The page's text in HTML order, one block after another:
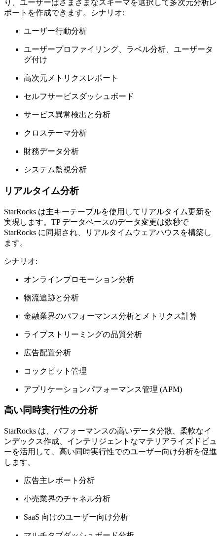
り、ユーザーはさまざまなスキーマを選択して多次元分析レ
ポートを作成できます。シナリオ:
ユーザー行動分析
ユーザープロファイリング、ラベル分析、ユーザータ
グ付け
高次元メトリクスレポート
セルフサービスダッシュボード
サービス異常検出と分析
クロステーマ分析
財務データ分析
システム監視分析
リアルタイム分析
StarRocks は主キーテーブルを使用してリアルタイム更新を
実現します。TP データベースのデータ変更は数秒で
StarRocks に同期され、リアルタイムウェアハウスを構築し
ます。
シナリオ:
オンラインプロモーション分析
物流追跡と分析
金融業界のパフォーマンス分析とメトリクス計算
ライブストリーミングの品質分析
広告配置分析
コックピット管理
アプリケーションパフォーマンス管理 (APM)
高い同時実行性の分析
StarRocks は、パフォーマンスの高いデータ分散、柔軟なイ
ンデックス作成、インテリジェントなマテリアライズドビュ
ーを活用して、高い同時実行性でのユーザー向け分析を促進
します。
広告主レポート分析
小売業界のチャネル分析
SaaS 向けのユーザー向け分析